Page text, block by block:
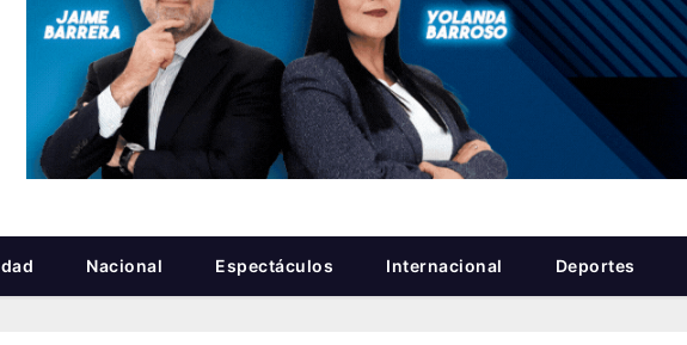
Nacional Espectáculos Internacional Deportes